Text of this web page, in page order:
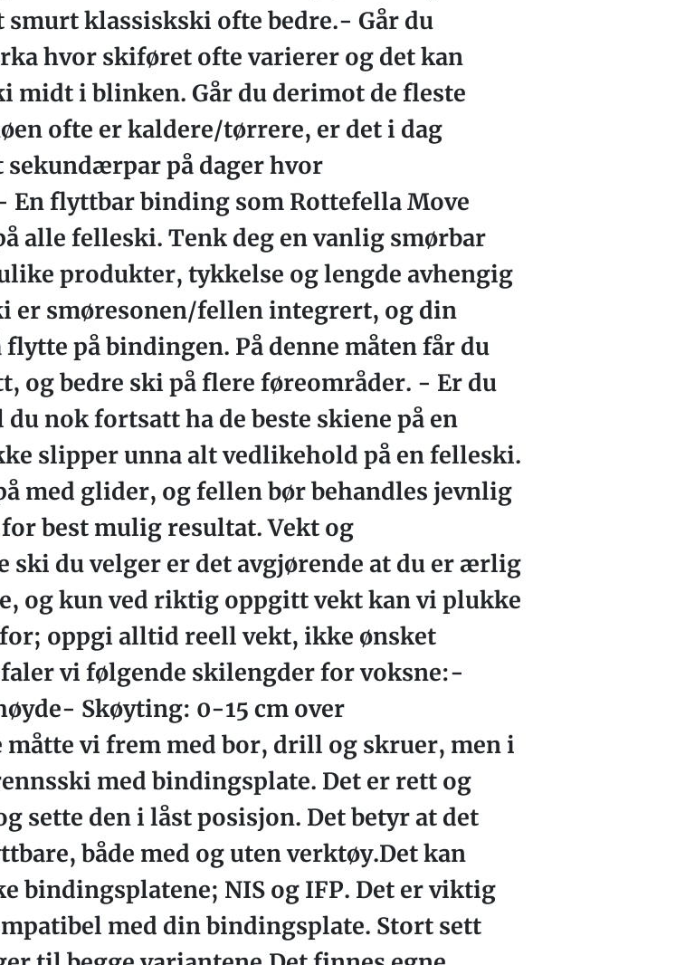
klassiskski ofte bedre.- Går du
hvor skiføret ofte varierer og det kan
midt i blinken. Går du derimot de fleste
ofte er kaldere/tørrere, er det i dag
sekundærpar på dager hvor
flyttbar binding som Rottefella Move
alle felleski. Tenk deg en vanlig smørbar
produkter, tykkelse og lengde avhengig
er smøresonen/fellen integrert, og din
på bindingen. På denne måten får du
og bedre ski på flere føreområder. - Er du
nok fortsatt ha de beste skiene på en
slipper unna alt vedlikehold på en felleski.
med glider, og fellen bør behandles jevnlig
best mulig resultat. Vekt og
ski du velger er det avgjørende at du er ærlig
og kun ved riktig oppgitt vekt kan vi plukke
oppgi alltid reell vekt, ikke ønsket
vi følgende skilengder for voksne:-
Skøyting: 0-15 cm over
vi frem med bor, drill og skruer, men i
med bindingsplate. Det er rett og
sette den i låst posisjon. Det betyr at det
både med og uten verktøy.Det kan
bindingsplatene; NIS og IFP. Det er viktig
med din bindingsplate. Stort sett